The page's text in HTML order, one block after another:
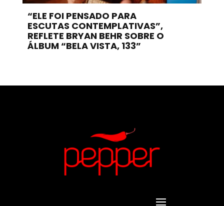
“ELE FOI PENSADO PARA
ESCUTAS CONTEMPLATIVAS”,
REFLETE BRYAN BEHR SOBRE O
ÁLBUM “BELA VISTA, 133”